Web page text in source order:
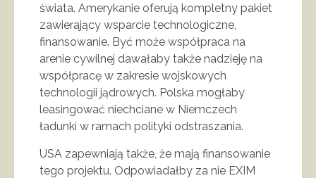
świata. Amerykanie oferują kompletny pakiet
zawierający wsparcie technologiczne,
finansowanie. Być może współpraca na
arenie cywilnej dawałaby także nadzieję na
współpracę w zakresie wojskowych
technologii jądrowych. Polska mogłaby
leasingować niechciane w Niemczech
ładunki w ramach polityki odstraszania.
USA zapewniają także, że mają finansowanie
tego projektu. Odpowiadałby za nie EXIM